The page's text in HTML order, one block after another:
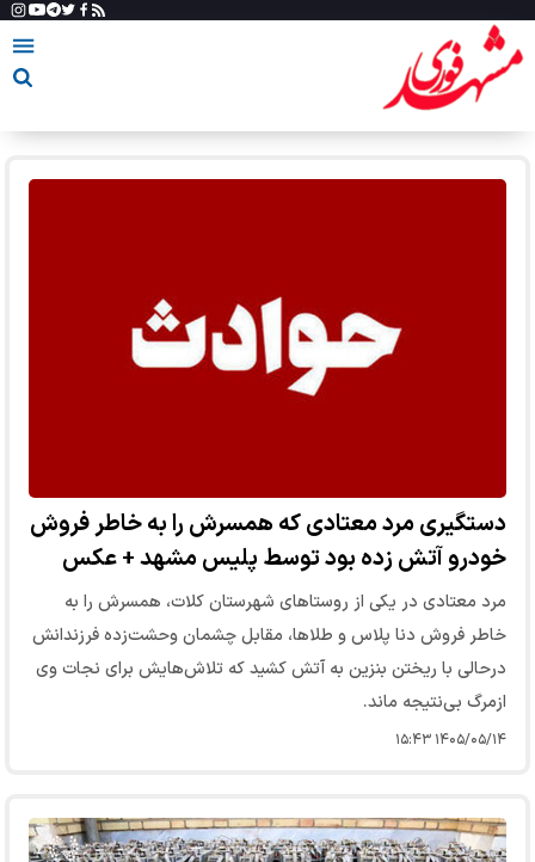
دستگیری مرد معتادی که همسرش را به خاطر فروش
خودرو آتش زده بود توسط پلیس مشهد + عکس
مرد معتادی در یکی از روستا‌های شهرستان کلات، همسرش را به
خاطر فروش دنا پلاس و طلاها، مقابل چشمان وحشت‌زده فرزندانش
درحالی با ریختن بنزین به آتش کشید که تلاش‌هایش برای نجات وی
ازمرگ بی‌نتیجه ماند.
۱۴۰۵/۰۵/۱۴ ۱۵:۴۳